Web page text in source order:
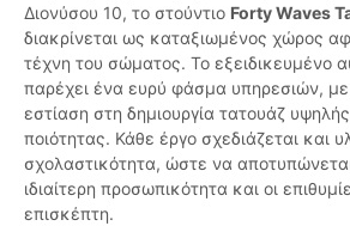
Διονύσου 10, το στούντιο Forty Waves
διακρίνεται ως καταξιωμένος χώρος
τέχνη του σώματος. Το εξειδικευμένο
παρέχει ένα ευρύ φάσμα υπηρεσιών, με
εστίαση στη δημιουργία τατουάζ
ποιότητας. Κάθε έργο σχεδιάζεται και
σχολαστικότητα, ώστε να
ιδιαίτερη προσωπικότητα και οι
επισκέπτη.